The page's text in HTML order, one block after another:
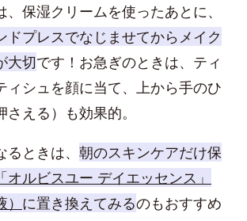
、保湿クリームを使ったあとに、
ドプレスでなじませてからメイク
大切です！お急ぎのときは、ティ
ィシュを顔に当て、上から手のひ
える）も効果的。
ときは、 朝のスキンケアだけ保
「オルビスユー デイエッセンス」
に置き換えてみるのもおすすめ